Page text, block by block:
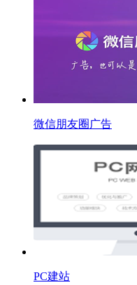
微信朋友圈广告
PC建站